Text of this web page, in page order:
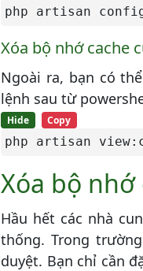
php artisan
Xóa bộ nhớ cache
Ngoài ra, bạn có
lệnh sau từ
Hide Copy
php artisan
Xóa bộ
Hầu hết các nhà
thống. Trong
duyệt. Bạn chỉ cần